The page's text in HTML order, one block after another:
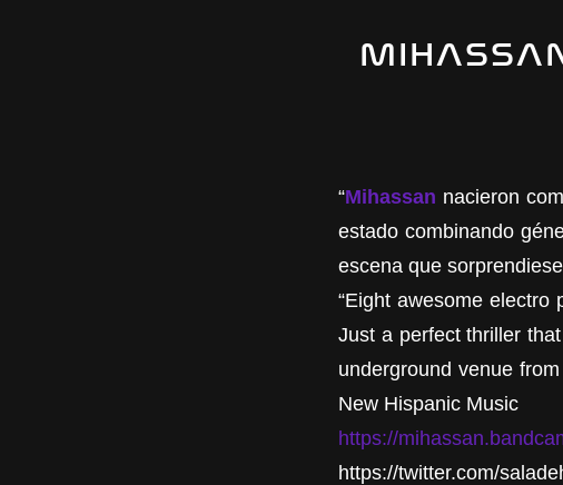
“Mihassan nacieron
estado combinando
escena que
“Eight awesome
Just a perfect thriller
underground venue
New Hispanic Music
https://
https://twitter.com/